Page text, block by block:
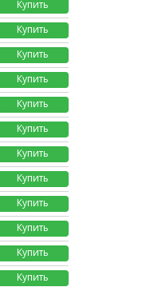
Купить
Купить
Купить
Купить
Купить
Купить
Купить
Купить
Купить
Купить
Купить
Купить